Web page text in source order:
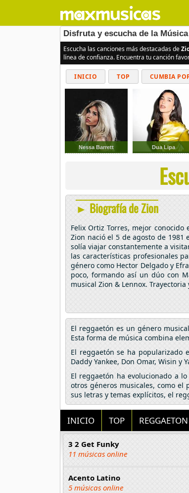
Disfruta y escucha de la
Escucha las canciones más destacadas de
línea de confianza. Encuentra tu canción
INICIO TOP CUMBIA
Nessa Barrett Dua Lipa
► Biografía de Zion
Felix Ortiz Torres, mejor
Zion nació el 5 de agosto de
solía viajar constantemente a
las características profesionales
género como Hector Delgado y
poco, formando así un dúo con
musical Zion & Lennox.
El reggaetón es un género
Esta forma de música combina
El reggaetón se ha popularizado
Daddy Yankee, Don Omar, Wisin
El reggaetón ha evolucionado a
otros géneros musicales, como
sus letras y temas explícitos, el
INICIO TOP REGGAETON
3 2 Get Funky
11 músicas online
Acento Latino
5 músicas online